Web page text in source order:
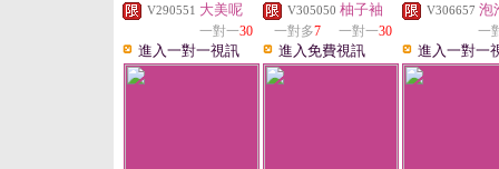
V290551 大美呢
一對一30
進入一對一視訊
V305050 柚子袖
一對多7 一對一30
進入免費視訊
V306657 泡
一
進入一對一